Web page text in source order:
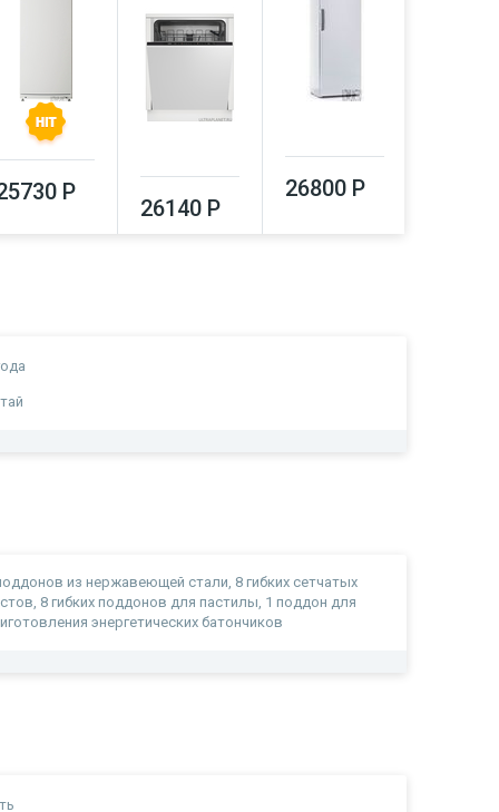
Р
26140 Р
26800 Р
из нержавеющей стали, 8 гибких сетчатых
8 гибких поддонов для пастилы, 1 поддон для
энергетических батончиков